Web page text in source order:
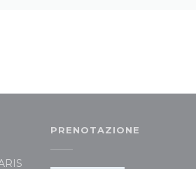
PRENOTAZIONE